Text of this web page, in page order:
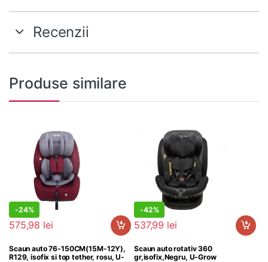
Recenzii
Produse similare
Scaun auto 76-150CM(15M-12Y),
R129, isofix si top tether, rosu, U-
-24%
575,98 lei
759,99lei
Scaun auto rotativ 360
gr,isofix,Negru, U-Grow
-42%
537,99 lei
925,99lei